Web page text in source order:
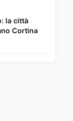
la città
Cortina